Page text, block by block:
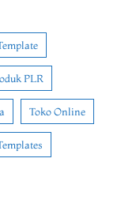
PLR
Toko Online